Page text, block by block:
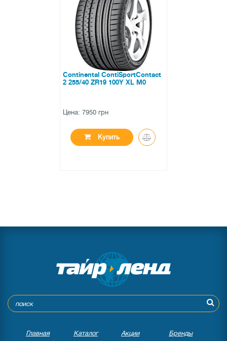
Continental ContiSportContact
2 255/40 ZR19 100Y XL M0
Цена: 7950 грн
Купить
Главная Каталог Акции Бренды